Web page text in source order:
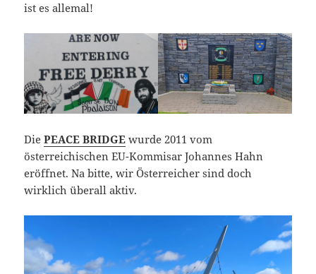
ist es allemal!
DiePEACE BRIDGE wurde 2011 vom
österreichischen EU-Kommisar Johannes Hahn
eröffnet. Na bitte, wir Österreicher sind doch
wirklich überall aktiv.